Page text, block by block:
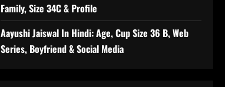
Family, Size 34C & Profile
Aayushi Jaiswal In Hindi: Age, Cup Size 36 B, Web
Series, Boyfriend & Social Media